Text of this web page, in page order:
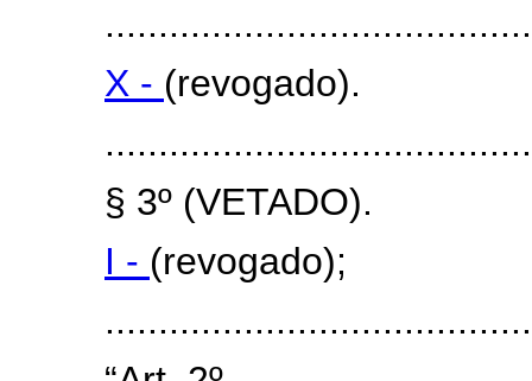
X - (revogado).
§ 3º (VETADO).
I - (revogado);